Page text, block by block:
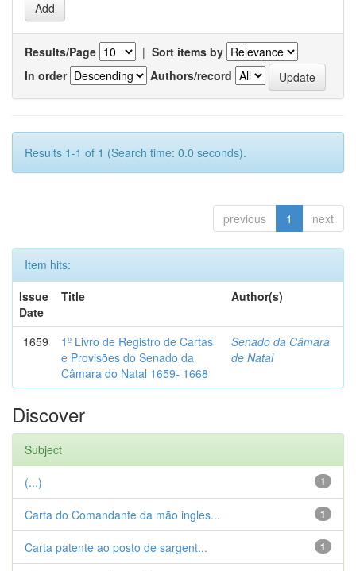
Results/Page | Sort items by
In order
Authors/record
Results 1-1 of 1 (Search time: 0.0 seconds).
previous 1 next
Item hits:
Issue
Date
Title Author(s)
1659
1º Livro de Registro de Cartas
e Provisões do Senado da
Câmara do Natal 1659- 1668
Senado da Câmara
de Natal
Discover
Subject
1
(...)
1
Carta do Comandante da mão ingles...
1
Carta patente ao posto de sargent...